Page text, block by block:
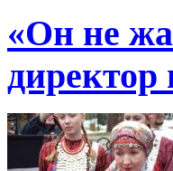
«Он не